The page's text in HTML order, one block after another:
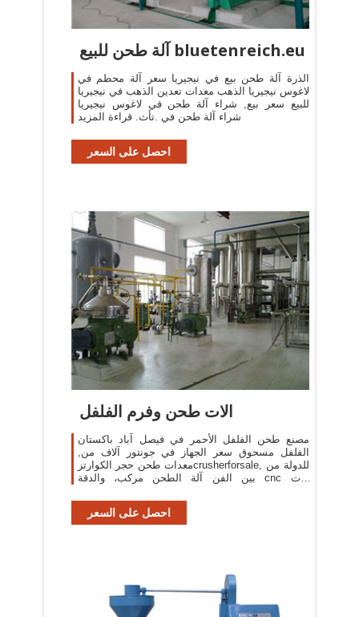
آلة طحن للبيع bluetenreich.eu
الذرة آلة طحن بيع في نيجيريا سعر آلة محطم في
لاغوس نيجيريا الذهب معدات تعدين الذهب في نيجيريا
للبيع سعر بيع, شراء آلة طحن في لاغوس نيجيريا
شراء آلة طحن في .تأث. قراءة المزيد
احصل على السعر
الات طحن وفرم الفلفل
مصنع طحن الفلفل الأحمر في فيصل آباد باكستان
الفلفل مسحوق سعر الجهاز في جونتور آلاف من,
معدات طحن حجر الكوارتزcrusherforsale, للدولة من
بين الفن آلة الطحن مركب، والدقة cnc آلات
احصل على السعر